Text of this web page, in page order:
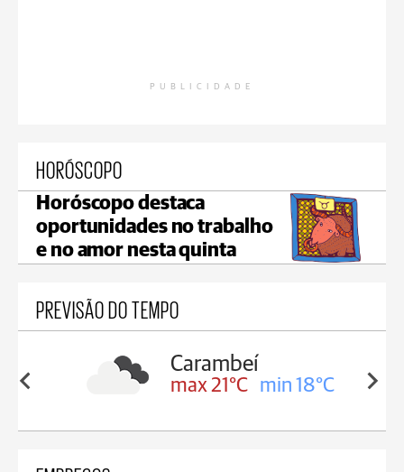
PUBLICIDADE
HORÓSCOPO
Horóscopo destaca
oportunidades no trabalho
e no amor nesta quinta
PREVISÃO DO TEMPO
19°C
Carambeí
max 21°C min 18°C